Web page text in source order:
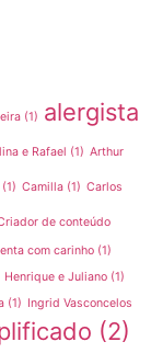
(1) alergista
e Rafael (1) Arthur
(1) Camilla (1) Carlos
de conteúdo
com carinho (1)
Henrique e Juliano (1)
(1) Ingrid Vasconcelos
(2)